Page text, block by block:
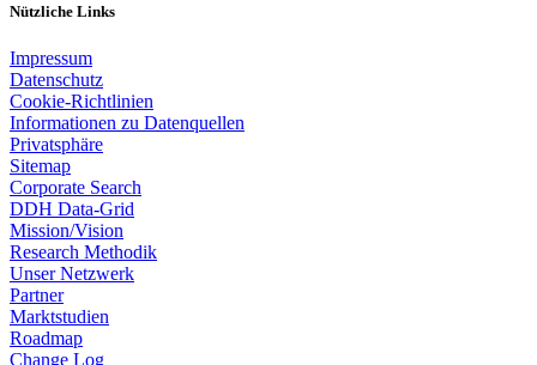
Nützliche Links
Impressum
Datenschutz
Cookie-Richtlinien
Informationen zu Datenquellen
Privatsphäre
Sitemap
Corporate Search
DDH Data-Grid
Mission/Vision
Research Methodik
Unser Netzwerk
Partner
Marktstudien
Roadmap
Change Log